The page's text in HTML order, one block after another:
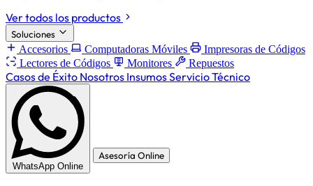
Ver todos los productos
Soluciones
Accesorios Computadoras Móviles
Impresoras de Códigos
Lectores de Códigos
Monitores Repuestos
Casos de Éxito Nosotros InsumosServicio Técnico
WhatsApp Online
Asesoría Online